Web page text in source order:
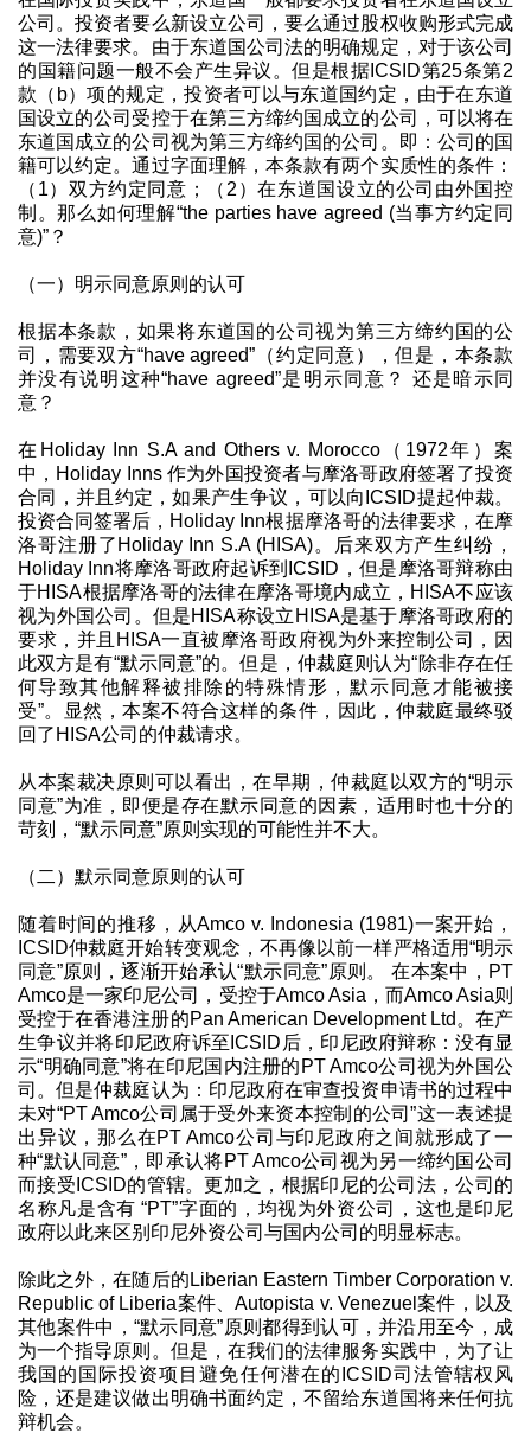
公司。投资者要么新设立公司，要么通过股权收购形式完成
这一法律要求。由于东道国公司法的明确规定，对于该公司
的国籍问题一般不会产生异议。但是根据ICSID第25条第2
款（b）项的规定，投资者可以与东道国约定，由于在东道
国设立的公司受控于在第三方缔约国成立的公司，可以将在
东道国成立的公司视为第三方缔约国的公司。即：公司的国
籍可以约定。通过字面理解，本条款有两个实质性的条件：
（1）双方约定同意；（2）在东道国设立的公司由外国控
制。那么如何理解“the parties have agreed (当事方约定同
意)”？
（一）明示同意原则的认可
根据本条款，如果将东道国的公司视为第三方缔约国的公
司，需要双方“have agreed”（约定同意），但是，本条款
并没有说明这种“have agreed”是明示同意？ 还是暗示同
意？
在Holiday Inn S.A and Others v. Morocco（1972年）案
中，Holiday Inns 作为外国投资者与摩洛哥政府签署了投资
合同，并且约定，如果产生争议，可以向ICSID提起仲裁。
投资合同签署后，Holiday Inn根据摩洛哥的法律要求，在摩
洛哥注册了Holiday Inn S.A (HISA)。后来双方产生纠纷，
Holiday Inn将摩洛哥政府起诉到ICSID，但是摩洛哥辩称由
于HISA根据摩洛哥的法律在摩洛哥境内成立，HISA不应该
视为外国公司。但是HISA称设立HISA是基于摩洛哥政府的
要求，并且HISA一直被摩洛哥政府视为外来控制公司，因
此双方是有“默示同意”的。但是，仲裁庭则认为“除非存在任
何导致其他解释被排除的特殊情形，默示同意才能被接
受”。显然，本案不符合这样的条件，因此，仲裁庭最终驳
回了HISA公司的仲裁请求。
从本案裁决原则可以看出，在早期，仲裁庭以双方的“明示
同意”为准，即便是存在默示同意的因素，适用时也十分的
苛刻，“默示同意”原则实现的可能性并不大。
（二）默示同意原则的认可
随着时间的推移，从Amco v. Indonesia (1981)一案开始，
ICSID仲裁庭开始转变观念，不再像以前一样严格适用“明示
同意”原则，逐渐开始承认“默示同意”原则。 在本案中，PT
Amco是一家印尼公司，受控于Amco Asia，而Amco Asia则
受控于在香港注册的Pan American Development Ltd。在产
生争议并将印尼政府诉至ICSID后，印尼政府辩称：没有显
示“明确同意”将在印尼国内注册的PT Amco公司视为外国公
司。但是仲裁庭认为：印尼政府在审查投资申请书的过程中
未对“PT Amco公司属于受外来资本控制的公司”这一表述提
出异议，那么在PT Amco公司与印尼政府之间就形成了一
种“默认同意”，即承认将PT Amco公司视为另一缔约国公司
而接受ICSID的管辖。更加之，根据印尼的公司法，公司的
名称凡是含有 “PT”字面的，均视为外资公司，这也是印尼
政府以此来区别印尼外资公司与国内公司的明显标志。
除此之外，在随后的Liberian Eastern Timber Corporation v.
Republic of Liberia案件、Autopista v. Venezuel案件，以及
其他案件中，“默示同意”原则都得到认可，并沿用至今，成
为一个指导原则。但是，在我们的法律服务实践中，为了让
我国的国际投资项目避免任何潜在的ICSID司法管辖权风
险，还是建议做出明确书面约定，不留给东道国将来任何抗
辩机会。